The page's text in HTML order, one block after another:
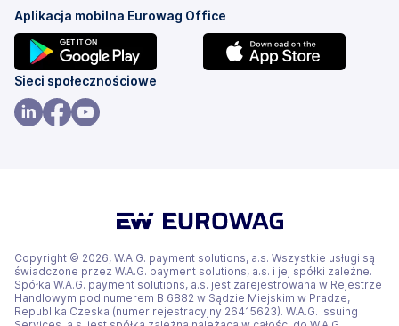
Aplikacja mobilna Eurowag Office
(otwiera
się
w
Sieci społecznościowe
Copyright © 2026, W.A.G. payment solutions, a.s. Wszystkie usługi są
świadczone przez W.A.G. payment solutions, a.s. i jej spółki zależne.
Spółka W.A.G. payment solutions, a.s. jest zarejestrowana w Rejestrze
Handlowym pod numerem B 6882 w Sądzie Miejskim w Pradze,
Republika Czeska (numer rejestracyjny 26415623). W.A.G. Issuing